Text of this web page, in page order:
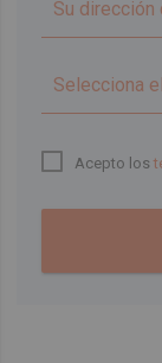
Acepto los